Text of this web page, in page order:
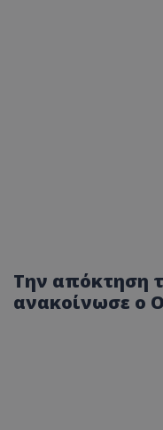
Την απόκτηση
ανακοίνωσε ο